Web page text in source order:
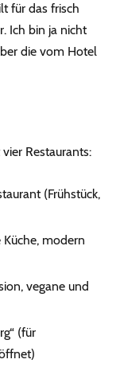
für das frisch
Ich bin ja nicht
die vom Hotel
Restaurants:
(Frühstück,
modern
vegane und
(für